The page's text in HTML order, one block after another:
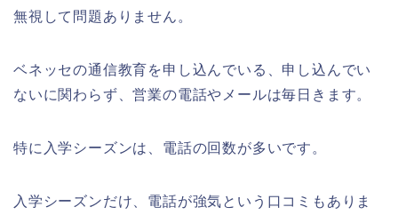
無視して問題ありません。
ベネッセの通信教育を申し込んでいる、申し込んでい
ないに関わらず、営業の電話やメールは毎日きます。
特に入学シーズンは、電話の回数が多いです。
入学シーズンだけ、電話が強気という口コミもありま